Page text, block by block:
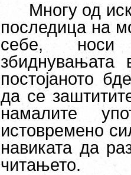
Многу од
последица на
себе, носи
збиднувањата
постојаното
да се
намалите
истовремено
навиката да
читањето.